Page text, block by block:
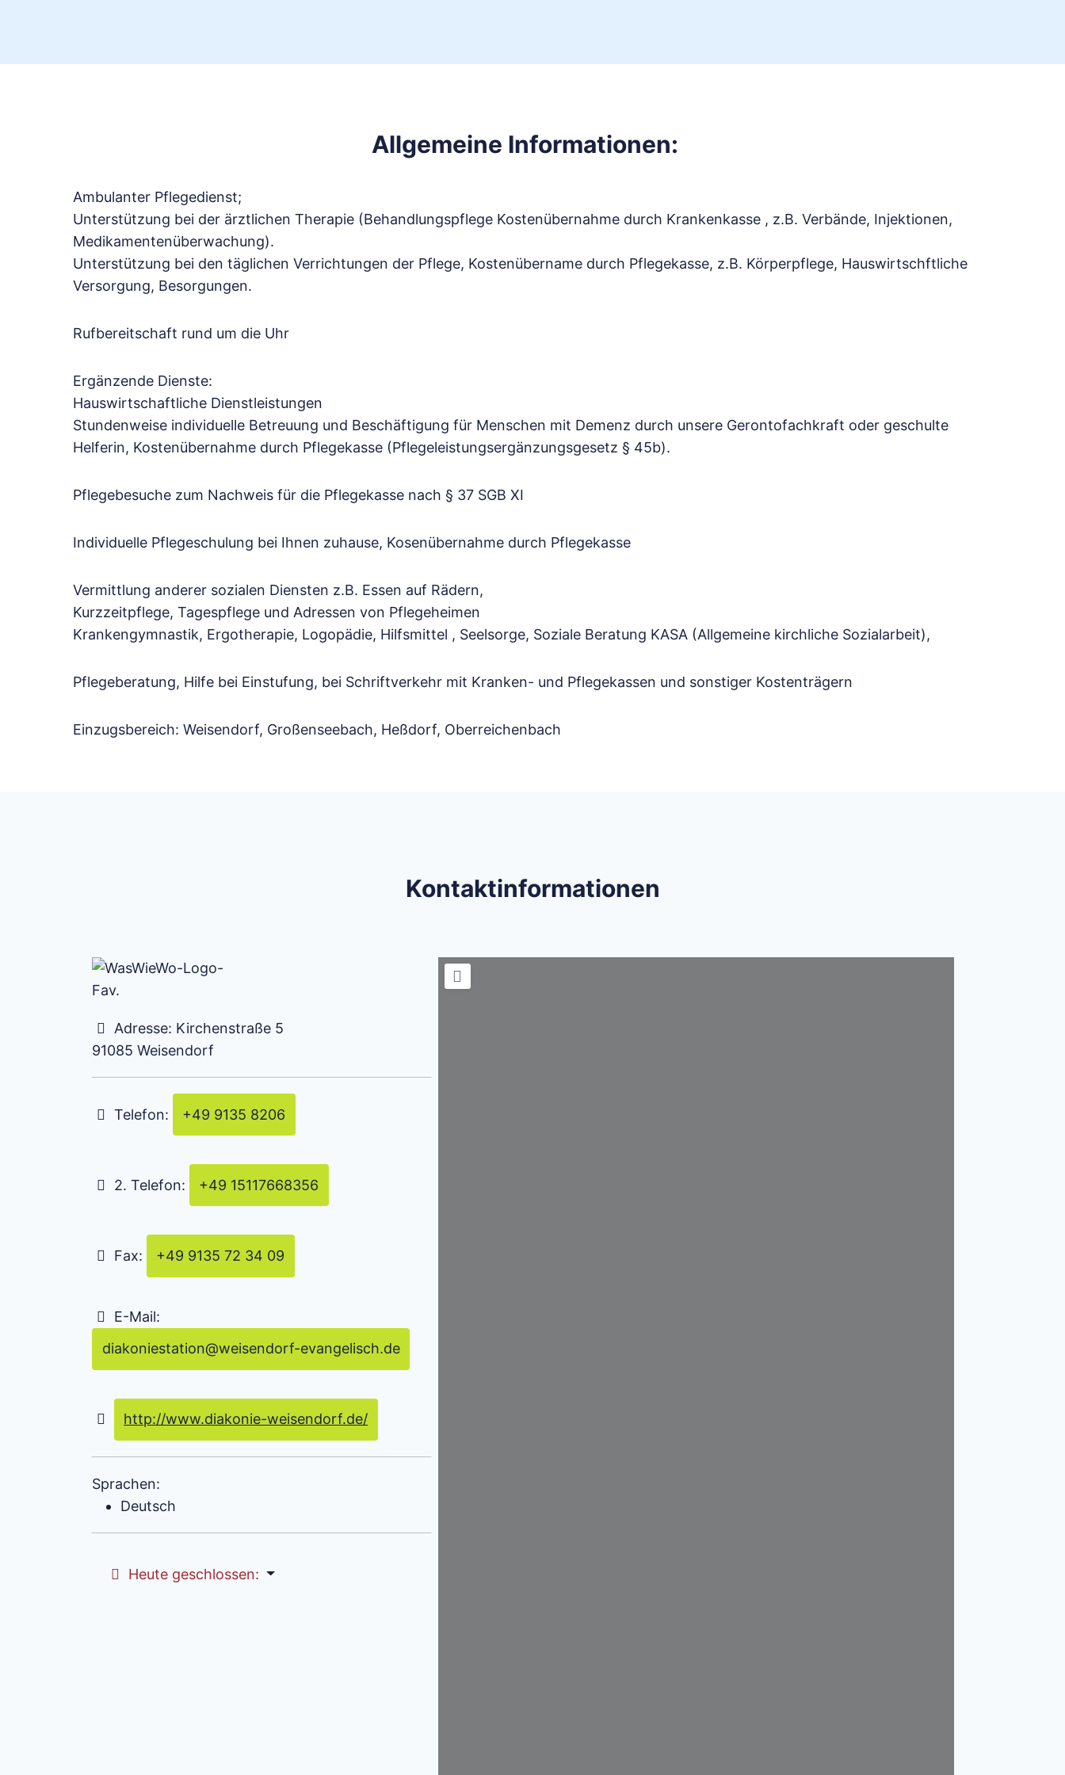
Allgemeine Informationen:
Ambulanter Pflegedienst;
Unterstützung bei der ärztlichen Therapie (Behandlungspflege Kostenübernahme durch Krankenkasse , z.B. Verbände, Injektionen,
Medikamentenüberwachung).
Unterstützung bei den täglichen Verrichtungen der Pflege, Kostenübername durch Pflegekasse, z.B. Körperpflege, Hauswirtschftliche
Versorgung, Besorgungen.
Rufbereitschaft rund um die Uhr
Ergänzende Dienste:
Hauswirtschaftliche Dienstleistungen
Stundenweise individuelle Betreuung und Beschäftigung für Menschen mit Demenz durch unsere Gerontofachkraft oder geschulte
Helferin, Kostenübernahme durch Pflegekasse (Pflegeleistungsergänzungsgesetz § 45b).
Pflegebesuche zum Nachweis für die Pflegekasse nach § 37 SGB XI
Individuelle Pflegeschulung bei Ihnen zuhause, Kosenübernahme durch Pflegekasse
Vermittlung anderer sozialen Diensten z.B. Essen auf Rädern,
Kurzzeitpflege, Tagespflege und Adressen von Pflegeheimen
Krankengymnastik, Ergotherapie, Logopädie, Hilfsmittel , Seelsorge, Soziale Beratung KASA (Allgemeine kirchliche Sozialarbeit),
Pflegeberatung, Hilfe bei Einstufung, bei Schriftverkehr mit Kranken- und Pflegekassen und sonstiger Kostenträgern
Einzugsbereich: Weisendorf, Großenseebach, Heßdorf, Oberreichenbach
Kontaktinformationen
Adresse: Kirchenstraße 5
91085 Weisendorf
Telefon: +49 9135 8206
2. Telefon: +49 15117668356
Fax: +49 9135 72 34 09
E-Mail:
diakoniestation@weisendorf-evangelisch.de
http://www.diakonie-weisendorf.de/
Sprachen:
Deutsch
Heute geschlossen: